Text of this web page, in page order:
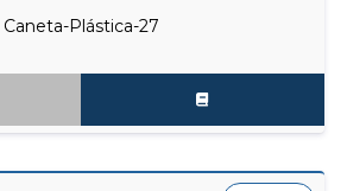
Caneta-Plástica-27